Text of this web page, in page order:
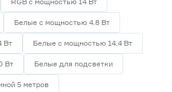
Белые с мощностью 4.8 Вт
Вт Белые с мощностью 14.4 Вт
Вт Белые для подсветки
5 метров